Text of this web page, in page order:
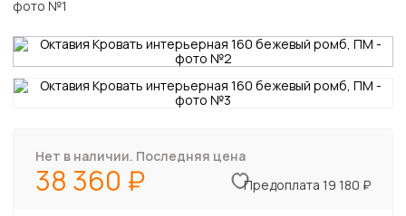
Нет в наличии. Последняя цена
38 360 Предоплата 19 180 ₽